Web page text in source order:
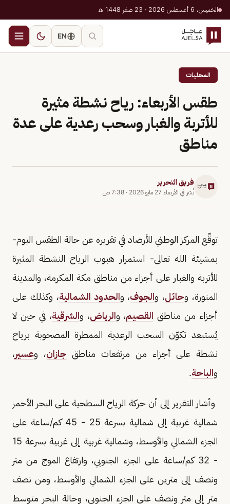
الخميس، 6 أغسطس 2026 · 23 صفر 1448 هـ
EN
المحليات
طقس الأربعاء: رياح نشطة مثيرة
للأتربة والغبار وسحب رعدية على عدة
مناطق
فريق التحرير
نُشر في الأربعاء 27 مايو 2026 · 7:38 ص
توقّع المركز الوطني للأرصاد في تقريره عن حالة الطقس اليوم-
بمشيئة الله تعالى- استمرار هبوب الرياح النشطة المثيرة
للأتربة والغبار على أجزاء من مناطق مكة المكرمة، والمدينة
المنورة، وحائل، والجوف، والحدود الشمالية، وكذلك على
أجزاء من مناطق القصيم، والرياض، والشرقية، في حين لا
يُستبعد تكوّن السحب الرعدية الممطرة المصحوبة برياح
نشطة على أجزاء من مرتفعات مناطق جازان، وعسير،
والباحة.
وأشار التقرير إلى أن حركة الرياح السطحية على البحر الأحمر
شمالية غربية إلى شمالية بسرعة 25 - 45 كم/ساعة على
الجزء الشمالي والأوسط، وشمالية غربية إلى غربية بسرعة 15
- 32 كم/ساعة على الجزء الجنوبي، وارتفاع الموج من متر
ونصف إلى مترين على الجزء الشمالي والأوسط، ومن نصف
متر إلى متر ونصف على الجزء الجنوبي، وحالة البحر متوسط